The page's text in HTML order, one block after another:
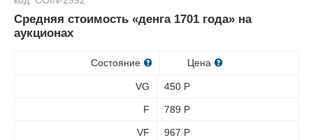
Средняя стоимость «денга 1701 года» на
аукционах
Состояние Цена
VG 450 Р
F 789 Р
VF 967 Р